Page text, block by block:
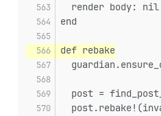
  render body: nil
end
def rebake
post =